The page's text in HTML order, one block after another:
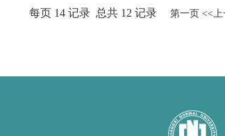
每页 14记录 总共 12 记录 第一页 <<上